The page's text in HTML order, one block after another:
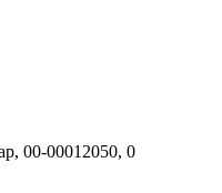
00-00012050, 0